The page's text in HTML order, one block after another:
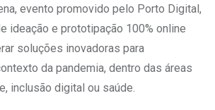
evento promovido pelo Porto Digital,
ideação e prototipação 100% online
soluções inovadoras para
da pandemia, dentro das áreas
inclusão digital ou saúde.